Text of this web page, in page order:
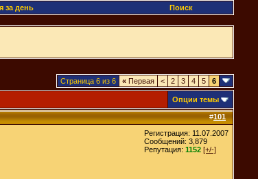
за день Поиск
Страница 6 из 6 « Первая < 2 3 4 5 6
Опции темы
#101
Регистрация: 11.07.2007
Сообщений: 3,879
Репутация: 1152 [+/-]